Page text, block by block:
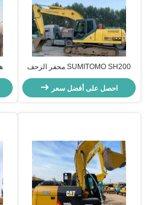
SUMITOMO SH200 محفر الزحف
المستعمل 103kW معدات الحفر
انخفاض الاستهلاك
احصل على أفضل سعر